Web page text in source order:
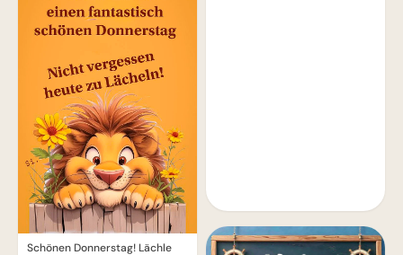
Schönen Donnerstag! Lächle